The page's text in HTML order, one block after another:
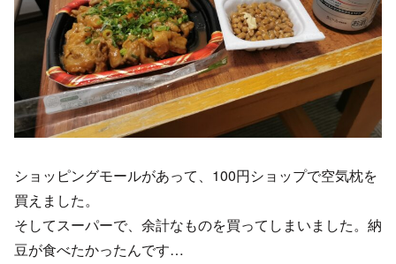
ショッピングモールがあって、100円ショップで空気枕を
買えました。
そしてスーパーで、余計なものを買ってしまいました。納
豆が食べたかったんです…